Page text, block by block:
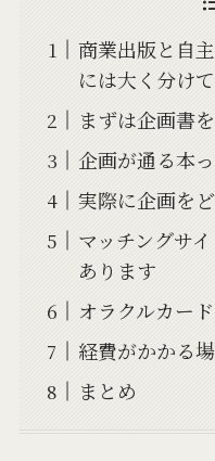
商業出版と自
には大く分け
まずは企画書
企画が通る本
実際に企画を
マッチングサ
あります
オラクルカー
経費がかかる
まとめ